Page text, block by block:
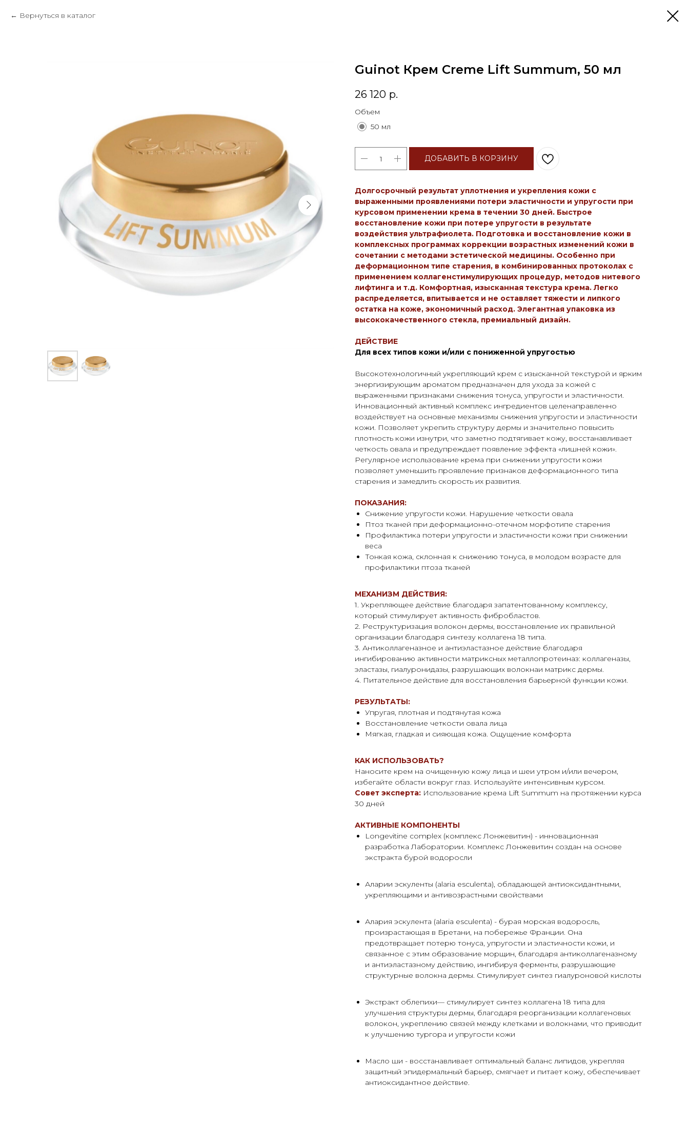
Вернуться в каталог
Guinot Крем Creme Lift Summum, 50 мл
26 120 р.
Объем
50 мл
ДОБАВИТЬ В КОРЗИНУ
Долгосрочный результат уплотнения и укрепления кожи с
выраженными проявлениями потери эластичности и упругости при
курсовом применении крема в течении 30 дней. Быстрое
восстановление кожи при потере упругости в результате
воздействия ультрафиолета. Подготовка и восстановление кожи в
комплексных программах коррекции возрастных изменений кожи в
сочетании с методами эстетической медицины. Особенно при
деформационном типе старения, в комбинированных протоколах с
применением коллагенстимулирующих процедур, методов нитевого
лифтинга и т.д. Комфортная, изысканная текстура крема. Легко
распределяется, впитывается и не оставляет тяжести и липкого
остатка на коже, экономичный расход. Элегантная упаковка из
высококачественного стекла, премиальный дизайн.
ДЕЙСТВИЕ
Для всех типов кожи и/или с пониженной упругостью
Высокотехнологичный укрепляющий крем с изысканной текстурой и ярким
энергизирующим ароматом предназначен для ухода за кожей с
выраженными признаками снижения тонуса, упругости и эластичности.
Инновационный активный комплекс ингредиентов целенаправленно
воздействует на основные механизмы снижения упругости и эластичности
кожи. Позволяет укрепить структуру дермы и значительно повысить
плотность кожи изнутри, что заметно подтягивает кожу, восстанавливает
четкость овала и предупреждает появление эффекта «лишней кожи».
Регулярное использование крема при снижении упругости кожи
позволяет уменьшить проявление признаков деформационного типа
старения и замедлить скорость их развития.
ПОКАЗАНИЯ:
Снижение упругости кожи. Нарушение четкости овала
Птоз тканей при деформационно-отечном морфотипе старения
Профилактика потери упругости и эластичности кожи при снижении
веса
Тонкая кожа, склонная к снижению тонуса, в молодом возрасте для
профилактики птоза тканей
МЕХАНИЗМ ДЕЙСТВИЯ:
1. Укрепляющее действие благодаря запатентованному комплексу,
который стимулирует активность фибробластов.
2. Реструктуризация волокон дермы, восстановление их правильной
организации благодаря синтезу коллагена 18 типа.
3. Антиколлагеназное и антиэластазное действие благодаря
ингибированию активности матриксных металлопротеиназ: коллагеназы,
эластазы, гиалуронидазы, разрушающих волокнаи матрикс дермы.
4. Питательное действие для восстановления барьерной функции кожи.
РЕЗУЛЬТАТЫ:
Упругая, плотная и подтянутая кожа
Восстановление четкости овала лица
Мягкая, гладкая и сияющая кожа. Ощущение комфорта
КАК ИСПОЛЬЗОВАТЬ?
Наносите крем на очищенную кожу лица и шеи утром и/или вечером,
избегайте области вокруг глаз. Используйте интенсивным курсом.
Совет эксперта: Использование крема Lift Summum на протяжении курса
30 дней
АКТИВНЫЕ КОМПОНЕНТЫ
Longevitine complex (комплекс Лонжевитин) - инновационная
разработка Лаборатории. Комплекс Лонжевитин создан на основе
экстракта бурой водоросли
Аларии эскуленты (alaria esculenta), обладающей антиоксидантными,
укрепляющими и антивозрастными свойствами
Алария эскулента (alaria esculenta) - бурая морская водоросль,
произрастающая в Бретани, на побережье Франции. Она
предотвращает потерю тонуса, упругости и эластичности кожи, и
связанное с этим образование морщин, благодаря антиколлагеназному
и антиэластазному действию, ингибируя ферменты, разрушающие
структурные волокна дермы. Стимулирует синтез гиалуроновой кислоты
Экстракт облепихи— стимулирует синтез коллагена 18 типа для
улучшения структуры дермы, благодаря реорганизации коллагеновых
волокон, укреплению связей между клетками и волокнами, что приводит
к улучшению тургора и упругости кожи
Масло ши - восстанавливает оптимальный баланс липидов, укрепляя
защитный эпидермальный барьер, смягчает и питает кожу, обеспечивает
антиоксидантное действие.